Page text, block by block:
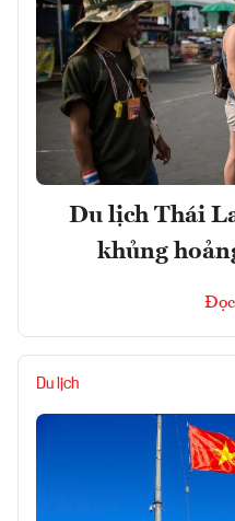
Du lịch Thái
khủng
Du lịch